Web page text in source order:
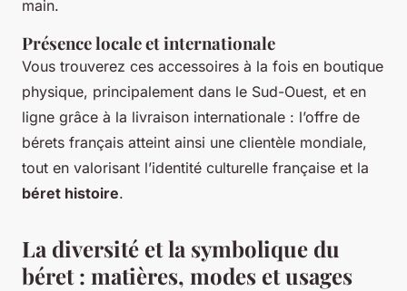
main.
Présence locale et internationale
Vous trouverez ces accessoires à la fois en boutique
physique, principalement dans le Sud-Ouest, et en
ligne grâce à la livraison internationale : l’offre de
bérets français atteint ainsi une clientèle mondiale,
tout en valorisant l’identité culturelle française et la
béret histoire.
La diversité et la symbolique du
béret : matières, modes et usages